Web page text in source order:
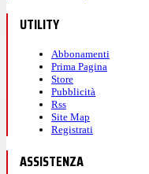
UTILITY
Abbonamenti
Prima Pagina
Store
Pubblicità
Rss
Site Map
Registrati
ASSISTENZA